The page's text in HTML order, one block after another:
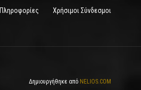
Πληροφορίες Χρήσιμοι Σύνδεσμοι
Δημιουργήθηκε από NELIOS.COM